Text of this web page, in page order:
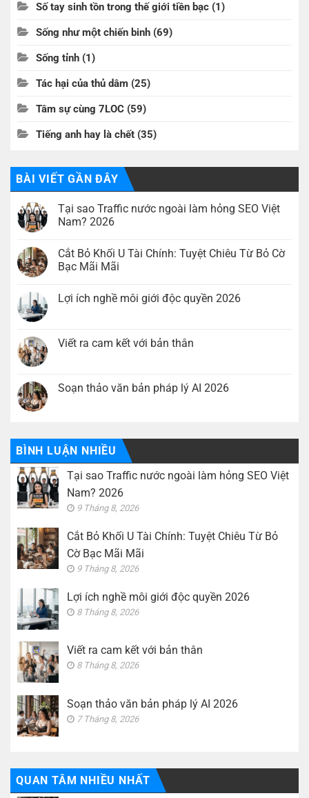
Số tay sinh tồn trong thế giới tiền bạc (1)
Sống như một chiến binh (69)
Sống tỉnh (1)
Tác hại của thủ dâm (25)
Tâm sự cùng 7LOC (59)
Tiếng anh hay là chết (35)
BÀI VIẾT GẦN ĐÂY
Tại sao Traffic nước ngoài làm hỏng SEO Việt
Nam? 2026
bình
luận
ở
Traffic
SEO
Cắt Bỏ Khối U Tài Chính: Tuyệt Chiêu Từ Bỏ Cờ
Bạc Mãi Mãi
bình
Khối
Chiêu
Mãi
Lợi ích nghề môi giới độc quyền 2026
luận
ở
môi
giới
Viết ra cam kết với bản thân
luận
ở
với
bản
thân
Soạn thảo văn bản pháp lý AI 2026
ở
Soạn
thảo
văn
bản
lý
AI
2026
BÌNH LUẬN NHIỀU
Tại sao Traffic nước ngoài làm hỏng SEO Việt
Nam? 2026
9 Tháng 8, 2026
Cắt Bỏ Khối U Tài Chính: Tuyệt Chiêu Từ Bỏ
Cờ Bạc Mãi Mãi
9 Tháng 8, 2026
Lợi ích nghề môi giới độc quyền 2026
8 Tháng 8, 2026
Viết ra cam kết với bản thân
8 Tháng 8, 2026
Soạn thảo văn bản pháp lý AI 2026
7 Tháng 8, 2026
QUAN TÂM NHIỀU NHẤT